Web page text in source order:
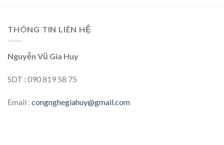
THÔNG TIN LIÊN HỆ
Nguyễn Vũ Gia Huy
SDT : 090 819 58 75
Email : congnghegiahuy@gmail.com